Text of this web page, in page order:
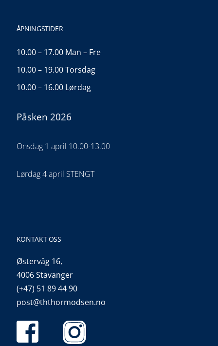
ÅPNINGSTIDER
10.00 – 17.00 Man – Fre
10.00 – 19.00 Torsdag
10.00 – 16.00 Lørdag
Påsken 2026
Onsdag 1 april 10.00-13.00
Lørdag 4 april STENGT
KONTAKT OSS
Østervåg 16,
4006 Stavanger
(+47) 51 89 44 90
post@ththormodsen.no